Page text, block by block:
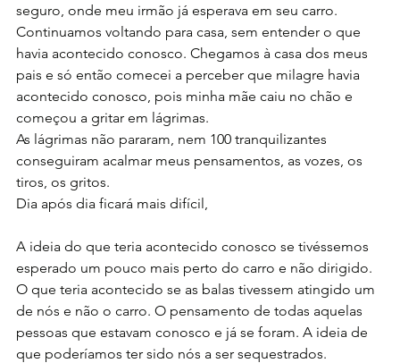
seguro, onde meu irmão já esperava em seu carro.
Continuamos voltando para casa, sem entender o que
havia acontecido conosco. Chegamos à casa dos meus
pais e só então comecei a perceber que milagre havia
acontecido conosco, pois minha mãe caiu no chão e
começou a gritar em lágrimas.
As lágrimas não pararam, nem 100 tranquilizantes
conseguiram acalmar meus pensamentos, as vozes, os
tiros, os gritos.
Dia após dia ficará mais difícil,
A ideia do que teria acontecido conosco se tivéssemos
esperado um pouco mais perto do carro e não dirigido.
O que teria acontecido se as balas tivessem atingido um
de nós e não o carro. O pensamento de todas aquelas
pessoas que estavam conosco e já se foram. A ideia de
que poderíamos ter sido nós a ser sequestrados.